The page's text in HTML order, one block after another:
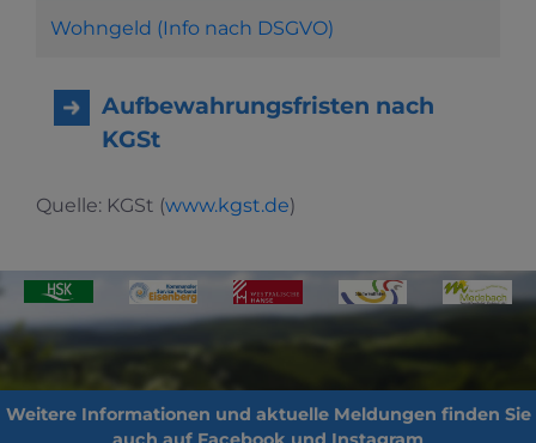
Wohngeld (Info nach DSGVO)
Aufbewahrungsfristen nach
KGSt
Quelle: KGSt (www.kgst.de)